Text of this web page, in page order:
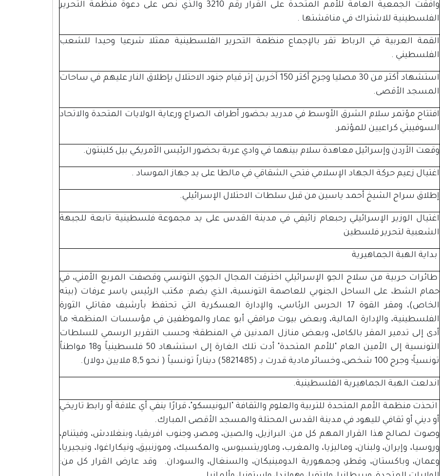
وافقت الجمعية العامة للأمم المتحدة على القرار رقم 3210 والذي نص على دعوة منظمة التحرير
الفلسطينية للاشتراك في مناقشتها .
القمة العربية في الرباط تقر بالإجماع منظمة التحرير الفلسطينية ممثلا شرعيا وحيدا للشعب
الفلسطيني .
استشهاد أكثر من 30 مصليا وجرح أكثر 150 آخرين إثر قيام جنود الاحتلال بإطلاق النار عليهم في ساحات
المسجد الأقصى.
افتتاح مؤتمر سلام الشرق الأوسط في مدريد بحضور أطراف الصراع ورعاية الولايات المتحدة والاتحاد
السوفييتي كراعيين للمؤتمر.
وقعت الأردن وإسرائيل معاهدة سلام بينهما في وادي عربة بحضور الرئيس الأمريكي بيل كلينتون.
اغتيال زعيم حركة الجهاد الإسلامي فتحي الشقاقي في مالطا على يد جهاز الموساد .
إطلاق سراح الشيخ أحمد ياسين من قبل سلطات الاحتلال الإسرائيلي.
اغتيال الوزير الإسرائيلي رحبعام زائيفي في مدينة القدس على يد مجموعة فلسطينية تابعة للجبهة
الشعبية لتحرير فلسطين
بداية الهبة الجماهيرية
طائرات حربية من سلاح الجو الإسرائيلي اخترقت المجال الجوي التونسي وقصفت المربع الأمني، في
حمام الشط، على الساحل الجنوبي للعاصمة التونسية، الذي يضم: مكتب الرئيس ياسر عرفات (بيته
الخاص)، ومقر القوة 17 الحرس الرئاسي، والإدارة العسكرية التي تحتفظ بأرشيف مقاتلي الثورة
الفلسطينية، والإدارة المالية، وبعض بيوت مرافقي أبو عمار والموظفين في مؤسسات المنظمة؛ ما
أدى إلى تدمير المقر بالكامل، وبعض منازل المدنين في المنطقة؛ وحسب التقرير الرسمي للسلطات
التونسية إلى الأمين العام "للأمم المتحدة" أدت تلك الغارة إلى استشهاد 50 فلسطينياً و18 مواطناً
تونسياً؛ وجرح 100 شخص، وخسائر مادية قدرت بـ (5821485) ديناراً تونسياً ( نحو 8,5 ملايين دولار).
اندلعت الهبة الجماهيرية الفلسطينية.
اتحذت منظمة الأمم المتحدة للتربية والعلوم والثقافة "اليونيسكو"، قرارًا ينفي أي علاقة أو رابط تاريخي
أو ديني أو ثقافي لليهود في مدينة القدس المحتلة والمسجد الأقصى المبارك.
وصوت لصالح هذا القرار المهم كل من: البرازيل، والصين، ومصر، وجنوب افريقيا، وبنغلادش، وفيتنام،
وروسيا، وإيران، ولبنان، وماليزيا، والمغرب، وماوريتسيوس، والمكسيك، وموزنبيق، ونيكاراغوا، ونيجيريا،
وعمان، وباكستان، وقطر، وجمهورية الدومينيكان، والسنغال، والسودان. وقد عارض القرار كل من: